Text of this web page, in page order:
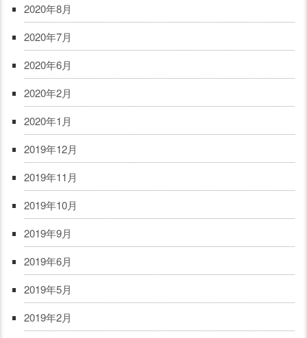
2020年8月
2020年7月
2020年6月
2020年2月
2020年1月
2019年12月
2019年11月
2019年10月
2019年9月
2019年6月
2019年5月
2019年2月